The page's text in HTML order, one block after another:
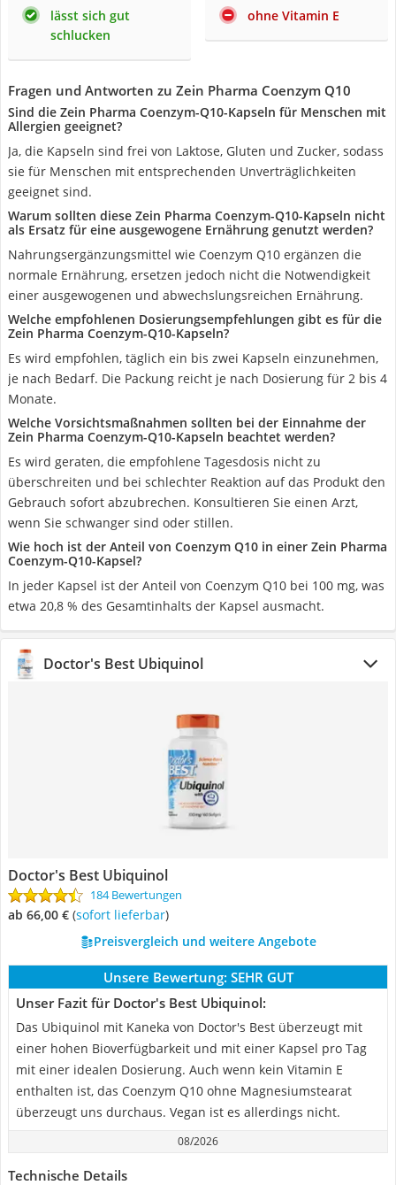
lässt sich gut
schlucken
ohne Vitamin E
Fragen und Antworten zu Zein Pharma Coenzym Q10
Sind die Zein Pharma Coenzym-Q10-Kapseln für Menschen mit
Allergien geeignet?
Ja, die Kapseln sind frei von Laktose, Gluten und Zucker, sodass
sie für Menschen mit entsprechenden Unverträglichkeiten
geeignet sind.
Warum sollten diese Zein Pharma Coenzym-Q10-Kapseln nicht
als Ersatz für eine ausgewogene Ernährung genutzt werden?
Nahrungsergänzungsmittel wie Coenzym Q10 ergänzen die
normale Ernährung, ersetzen jedoch nicht die Notwendigkeit
einer ausgewogenen und abwechslungsreichen Ernährung.
Welche empfohlenen Dosierungsempfehlungen gibt es für die
Zein Pharma Coenzym-Q10-Kapseln?
Es wird empfohlen, täglich ein bis zwei Kapseln einzunehmen,
je nach Bedarf. Die Packung reicht je nach Dosierung für 2 bis 4
Monate.
Welche Vorsichtsmaßnahmen sollten bei der Einnahme der
Zein Pharma Coenzym-Q10-Kapseln beachtet werden?
Es wird geraten, die empfohlene Tagesdosis nicht zu
überschreiten und bei schlechter Reaktion auf das Produkt den
Gebrauch sofort abzubrechen. Konsultieren Sie einen Arzt,
wenn Sie schwanger sind oder stillen.
Wie hoch ist der Anteil von Coenzym Q10 in einer Zein Pharma
Coenzym-Q10-Kapsel?
In jeder Kapsel ist der Anteil von Coenzym Q10 bei 100 mg, was
etwa 20,8 % des Gesamtinhalts der Kapsel ausmacht.
Doctor's Best Ubiquinol
Doctor's Best Ubiquinol
184 Bewertungen
ab 66,00 € ( Sofort lieferbar)
Preisvergleich und weitere Angebote
Unsere Bewertung: SEHR GUT
Unser Fazit für Doctor's Best Ubiquinol:
Das Ubiquinol mit Kaneka von Doctor's Best überzeugt mit
einer hohen Bioverfügbarkeit und mit einer Kapsel pro Tag
mit einer idealen Dosierung. Auch wenn kein Vitamin E
enthalten ist, das Coenzym Q10 ohne Magnesiumstearat
überzeugt uns durchaus. Vegan ist es allerdings nicht.
08/2026
Technische Details